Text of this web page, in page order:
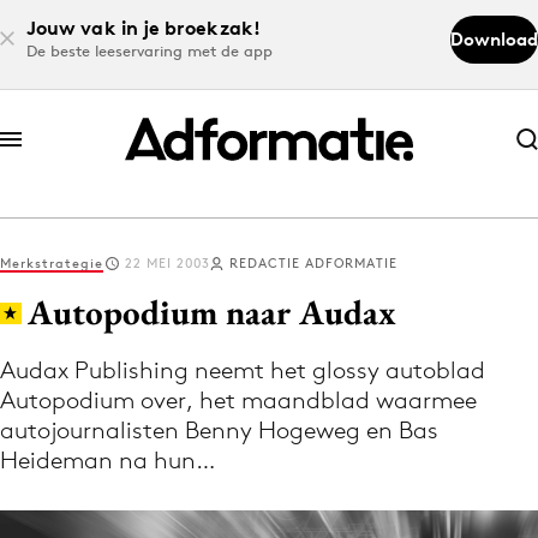
Jouw vak in je broekzak!
De beste leeservaring met de app
Download
Abonneer nu
Abonneer nu
Log in
Download de app
Volg het laatste nieuws via de Adformatie
Nieuws app
Merkstrategie 22 MEI 2003 REDACTIE ADFORMATIE
Autopodium naar Audax
Audax Publishing neemt het glossy autoblad
Autopodium over, het maandblad waarmee
autojournalisten Benny Hogeweg en Bas
Heideman na hun…